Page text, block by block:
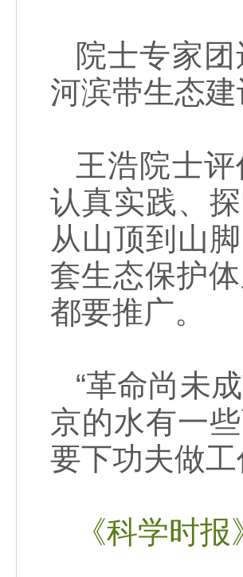
院士专家
河滨带生态
王浩院士
认真实践、
从山顶到山
套生态保护
都要推广。
“革命尚未
京的水有一
要下功夫做工
《科学时